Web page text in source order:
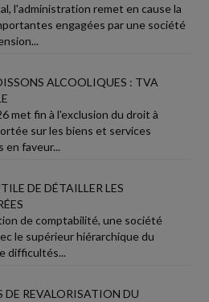
l'administration remet en cause la
engagées par une société
ALCOOLIQUES : TVA
met fin à l'exclusion du droit à
sur les biens et services
en faveur...
DE DÉTAILLER LES
de comptabilité, une société
le supérieur hiérarchique du
difficultés...
DE REVALORISATION DU